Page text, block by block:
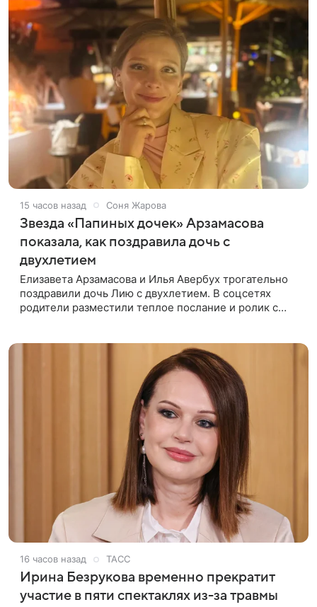
15 часов назад Соня Жарова
Звезда «Папиных дочек» Арзамасова
показала, как поздравила дочь с
двухлетием
Елизавета Арзамасова и Илья Авербух трогательно
поздравили дочь Лию с двухлетием. В соцсетях
родители разместили теплое послание и ролик с
16 часов назад ТАСС
Ирина Безрукова временно прекратит
участие в пяти спектаклях из-за травмы